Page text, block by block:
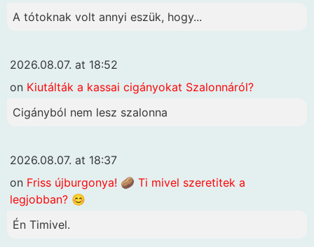
A tótoknak volt annyi eszük, hogy...
2026.08.07. at 18:52
on Kiutálták a kassai cigányokat Szalonnáról?
Cigányból nem lesz szalonna
2026.08.07. at 18:37
on Friss újburgonya! 🥔 Ti mivel szeretitek a
legjobban? 😊
Én Timivel.